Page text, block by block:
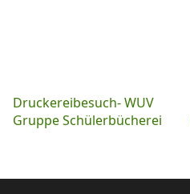
Beitragsnavigation
Druckereibesuch- WUV
Gruppe Schülerbücherei